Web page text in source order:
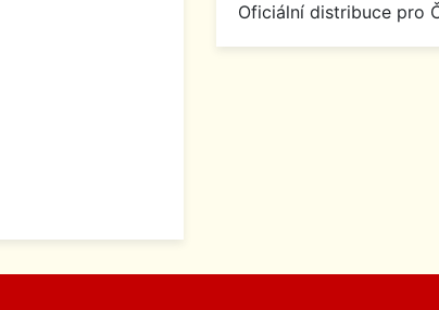
Oficiální distribuce pro